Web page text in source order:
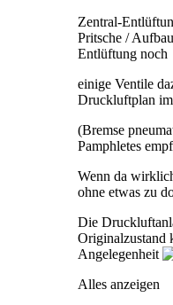
Zentral-
Pritsche /
Entlüftung noch
einige Ventile
Druckluftplan
(Bremse
Pamphletes
Wenn da
ohne etwas zu
Die
Originalzustand
Angelegenheit
Alles anzeigen